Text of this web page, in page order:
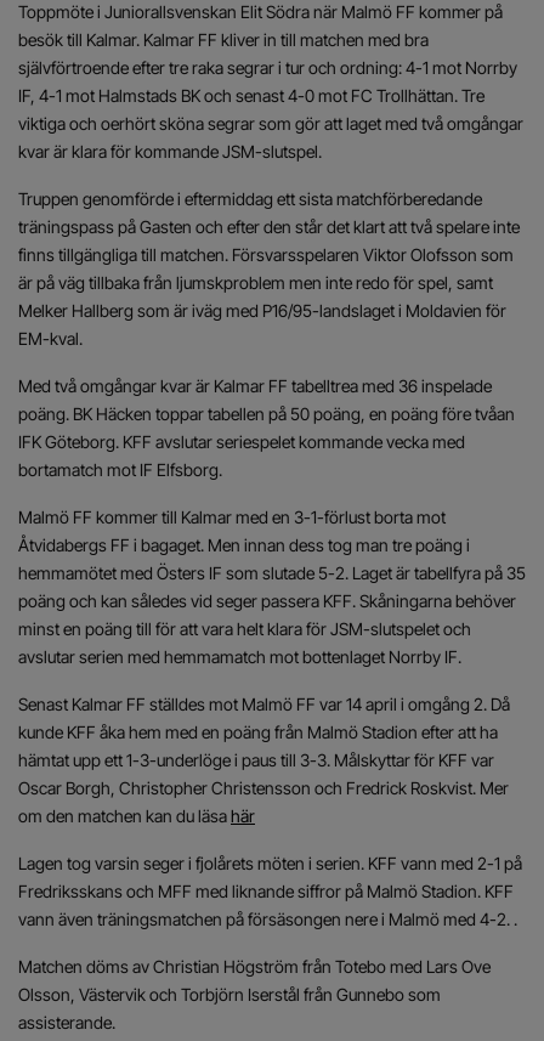
Toppmöte i Juniorallsvenskan Elit Södra när Malmö FF kommer på
besök till Kalmar. Kalmar FF kliver in till matchen med bra
självförtroende efter tre raka segrar i tur och ordning: 4-1 mot Norrby
IF, 4-1 mot Halmstads BK och senast 4-0 mot FC Trollhättan. Tre
viktiga och oerhört sköna segrar som gör att laget med två omgångar
kvar är klara för kommande JSM-slutspel.
Truppen genomförde i eftermiddag ett sista matchförberedande
träningspass på Gasten och efter den står det klart att två spelare inte
finns tillgängliga till matchen. Försvarsspelaren Viktor Olofsson som
är på väg tillbaka från ljumskproblem men inte redo för spel, samt
Melker Hallberg som är iväg med P16/95-landslaget i Moldavien för
EM-kval.
Med två omgångar kvar är Kalmar FF tabelltrea med 36 inspelade
poäng. BK Häcken toppar tabellen på 50 poäng, en poäng före tvåan
IFK Göteborg. KFF avslutar seriespelet kommande vecka med
bortamatch mot IF Elfsborg.
Malmö FF kommer till Kalmar med en 3-1-förlust borta mot
Åtvidabergs FF i bagaget. Men innan dess tog man tre poäng i
hemmamötet med Östers IF som slutade 5-2. Laget är tabellfyra på 35
poäng och kan således vid seger passera KFF. Skåningarna behöver
minst en poäng till för att vara helt klara för JSM-slutspelet och
avslutar serien med hemmamatch mot bottenlaget Norrby IF.
Senast Kalmar FF ställdes mot Malmö FF var 14 april i omgång 2. Då
kunde KFF åka hem med en poäng från Malmö Stadion efter att ha
hämtat upp ett 1-3-underlöge i paus till 3-3. Målskyttar för KFF var
Oscar Borgh, Christopher Christensson och Fredrick Roskvist. Mer
om den matchen kan du läsahär
Lagen tog varsin seger i fjolårets möten i serien. KFF vann med 2-1 på
Fredriksskans och MFF med liknande siffror på Malmö Stadion. KFF
vann även träningsmatchen på försäsongen nere i Malmö med 4-2. .
Matchen döms av Christian Högström från Totebo med Lars Ove
Olsson, Västervik och Torbjörn Iserstål från Gunnebo som
assisterande.